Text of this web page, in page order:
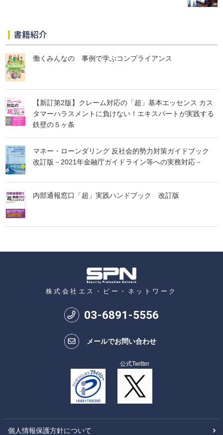
書籍紹介
働くみんなの 事例で学ぶコンプライアンス
【新訂第2版】クレーム対応の「超」基本エッセンス カス
タマーハラスメントに負けない！エキスパートが実践する
鉄壁の５ヶ条
マネー・ローンダリング 反社会的勢力対策ガイドブック
改訂版－2021年金融庁ガイドライン等への実務対応－
内部通報窓口「超」実践ハンドブック 改訂版
株式会社エス・ピー・ネットワーク
03-6891-5556
メールでお問い合わせ
公式Twitter
個人情報保護方針について